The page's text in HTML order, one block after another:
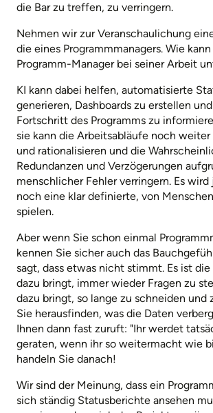
die Bar zu treffen, zu verringern.
Nehmen wir zur Veranschaulichung
die eines Programmmanagers. Wie kann
Programm-Manager bei seiner Arbeit
KI kann dabei helfen, automatisierte
generieren, Dashboards zu erstellen
Fortschritt des Programms zu
sie kann die Arbeitsabläufe noch
und rationalisieren und die
Redundanzen und Verzögerungen
menschlicher Fehler verringern. Es
noch eine klar definierte, von
spielen.
Aber wenn Sie schon einmal
kennen Sie sicher auch das
sagt, dass etwas nicht stimmt. Es ist
dazu bringt, immer wieder Fragen zu
dazu bringt, so lange zu schneiden und
Sie herausfinden, was die Daten
Ihnen dann fast zuruft: "Ihr werdet
geraten, wenn ihr so weitermacht wie
handeln Sie danach!
Wir sind der Meinung, dass ein
sich ständig Statusberichte ansehen